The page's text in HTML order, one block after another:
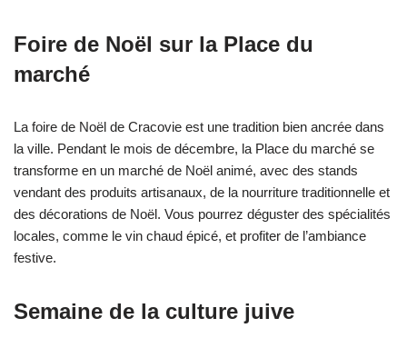
Foire de Noël sur la Place du
marché
La foire de Noël de Cracovie est une tradition bien ancrée dans
la ville. Pendant le mois de décembre, la Place du marché se
transforme en un marché de Noël animé, avec des stands
vendant des produits artisanaux, de la nourriture traditionnelle et
des décorations de Noël. Vous pourrez déguster des spécialités
locales, comme le vin chaud épicé, et profiter de l’ambiance
festive.
Semaine de la culture juive